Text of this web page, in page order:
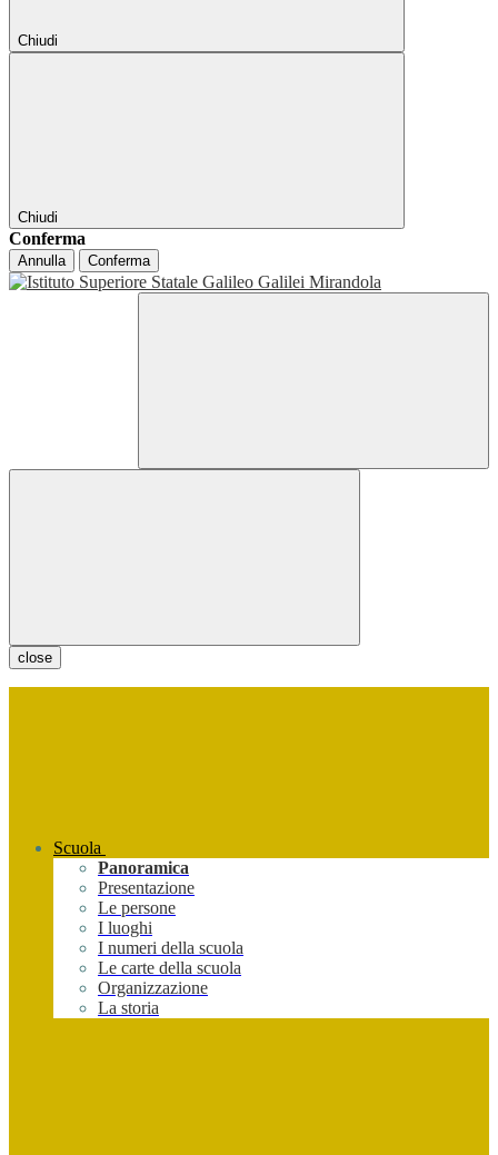
Chiudi
Chiudi
Conferma
Annulla Conferma
close
Scuola
Panoramica
Presentazione
Le persone
I luoghi
I numeri della scuola
Le carte della scuola
Organizzazione
La storia